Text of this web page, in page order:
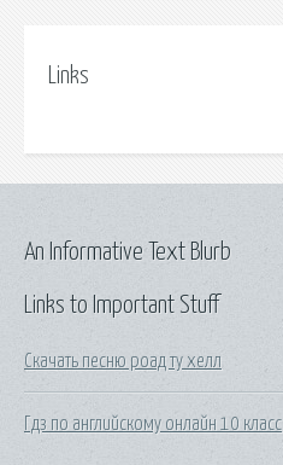
Links
Links to Important Stuff
Скачать песню роад ту хелл
Гдз по английскому онлайн 10 класс
An Informative Text Blurb